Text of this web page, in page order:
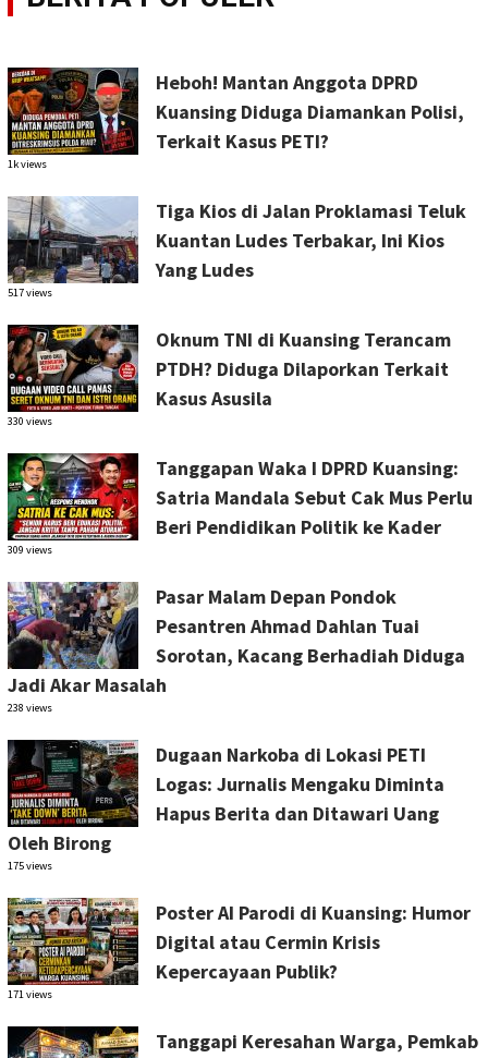
Heboh! Mantan Anggota DPRD
Kuansing Diduga Diamankan Polisi,
Terkait Kasus PETI?
1k views
Tiga Kios di Jalan Proklamasi Teluk
Kuantan Ludes Terbakar, Ini Kios
Yang Ludes
517 views
Oknum TNI di Kuansing Terancam
PTDH? Diduga Dilaporkan Terkait
Kasus Asusila
330 views
Tanggapan Waka I DPRD Kuansing:
Satria Mandala Sebut Cak Mus Perlu
Beri Pendidikan Politik ke Kader
309 views
Pasar Malam Depan Pondok
Pesantren Ahmad Dahlan Tuai
Sorotan, Kacang Berhadiah Diduga
Jadi Akar Masalah
238 views
Dugaan Narkoba di Lokasi PETI
Logas: Jurnalis Mengaku Diminta
Hapus Berita dan Ditawari Uang
Oleh Birong
175 views
Poster AI Parodi di Kuansing: Humor
Digital atau Cermin Krisis
Kepercayaan Publik?
171 views
Tanggapi Keresahan Warga, Pemkab